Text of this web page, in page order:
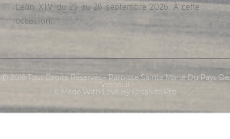
Léon XIV du 25 au 28 septembre 2026. À cette
occasion,
Ⓒ 2019 Tout Droits Réservés - Paroisse Sainte Marie Du Pays De
Verneuil
© Made With Love By CreaSite.Pro